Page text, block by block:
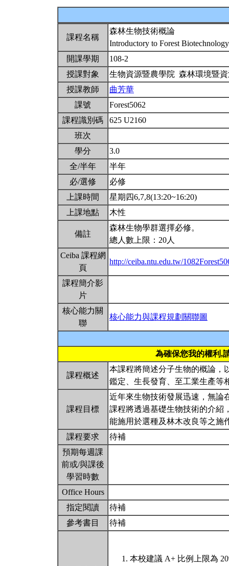
課程名稱
森林生物技術概論
Introductory to Forest
開課學期
108-2
授課對象
生物資源暨農學院 森林環境暨
授課教師
曲芳華
課號
Forest5062
課程識別碼
625 U2160
班次
學分
3.0
全/半年
半年
必/選修
必修
上課時間
星期四6,7,8(13:20~16:20)
上課地點
木性
備註
森林生物學群選擇必修。
總人數上限：20人
Ceiba 課程網
頁
http://ceiba.ntu.edu.tw/
課程簡介影
片
核心能力關
聯
核心能力與課程規劃關聯圖
為確保您我的權利,
課程概述
本課程將簡述分子生物的概論，
鑑定、生長發育、至工業生產等
課程目標
近年來生物技術發展迅速，無論
課程將透過基礎生物技術的介紹
能施用於選種及林木改良等之施
課程要求
待補
預期每週課
前或/與課後
學習時數
Office Hours
指定閱讀
待補
參考書目
待補
本校建議 A+ 比例上限為